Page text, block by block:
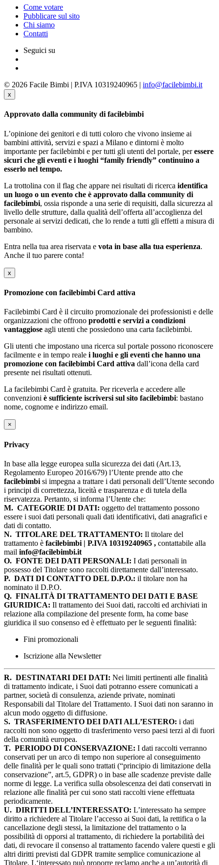
Come votare
Pubblicare sul sito
Chi siamo
Contatti
Seguici su
© 2026 Facile Bimbi | P.IVA 10319240965 | info@facilebimbi.it
x
Approvato dalla community di facilebimbi
L’opinione dei genitori e di tutti coloro che vivono insieme ai
bambini attività, servizi e spazi a Milano e dintorni è molto
importante per facilebimbi e per tutti gli utenti del portale, peressere
sicuri che gli eventi e i luoghi “family friendly” continuino a
esserlo nel tempo.
La trottolina con il flag che appare nei risultati di ricerca identifica
un luogo o un evento che è approvato dalla community di
facilebimbi, ossia risponde a una serie di requisiti, dalla sicurezza al
livello delle strutture, dalla qualità dell’offerta all’accoglienza del
personale ai servizi dedicati, che lo rende a tutti gli effetti a misura di
bambino.
Entra nella tua area riservata e vota in base alla tua esperienza.
Anche il tuo parere conta!
x
Promozione con facilebimbi Card attiva
Facilebimbi Card è il circuito promozionale dei professionisti e delle
organizzazioni che offrono prodotti e servizi a condizioni
vantaggiose agli utenti che possiedono una carta facilebimbi.
Gli utenti che impostano una ricerca sul portale possono riconoscere
facilmente e in tempo reale i luoghi e gli eventi che hanno una
promozione con facilebimbi Card attiva dall’icona della card
presente nei risultati ottenuti.
La facilebimbi Card è gratuita. Per riceverla e accedere alle
convenzioni è sufficiente iscriversi sul sito facilebimbi: bastano
nome, cognome e indirizzo email.
×
Privacy
In base alla legge europea sulla sicurezza dei dati (Art.13,
Regolamento Europeo 2016/679) l’Utente prende atto che
facilebimbi si impegna a trattare i dati personali dell’Utente secondo
i principi di correttezza, liceità e trasparenza e di tutela della
riservatezza. Pertanto, si informa l’Utente che:
M. CATEGORIE DI DATI: oggetto del trattamento possono
essere i suoi dati personali quali dati identificativi, dati anagrafici e
dati di contatto.
N. TITOLARE DEL TRATTAMENTO: Il titolare del
trattamento è facilebimbi | P.IVA 10319240965 , contattabile alla
mail info@facilebimbi.it
O. FONTE DEI DATI PERSONALI: I dati personali in
possesso del Titolare sono raccolti direttamente dall’interessato.
P. DATI DI CONTATTO DEL D.P.O.: il titolare non ha
nominato il D.P.O.
Q. FINALITÀ DI TRATTAMENTO DEI DATI E BASE
GIURIDICA: Il trattamento dei Suoi dati, raccolti ed archiviati in
relazione alla compilazione del presente form, ha come base
giuridica il suo consenso ed è effettuato per le seguenti finalità:
Fini promozionali
Iscrizione alla Newsletter
R. DESTINATARI DEI DATI: Nei limiti pertinenti alle finalità
di trattamento indicate, i Suoi dati potranno essere comunicati a
partner, società di consulenza, aziende private, nominati
Responsabili dal Titolare del Trattamento. I Suoi dati non saranno in
alcun modo oggetto di diffusione.
S. TRASFERIMENTO DEI DATI ALL’ESTERO: i dati
raccolti non sono oggetto di trasferimento verso paesi terzi al di fuori
della comunità europea.
T. PERIODO DI CONSERVAZIONE: I dati raccolti verranno
conservati per un arco di tempo non superiore al conseguimento
delle finalità per le quali sono trattati (“principio di limitazione della
conservazione”, art.5, GDPR) o in base alle scadenze previste dalle
norme di legge. La verifica sulla obsolescenza dei dati conservati in
relazione alle finalità per cui sono stati raccolti viene effettuata
periodicamente.
U. DIRITTI DELL’INTERESSATO: L’interessato ha sempre
diritto a richiedere al Titolare l’accesso ai Suoi dati, la rettifica o la
cancellazione degli stessi, la limitazione del trattamento o la
possibilità di opporsi al trattamento, di richiedere la portabilità dei
dati, di revocare il consenso al trattamento facendo valere questi e gli
altri diritti previsti dal GDPR tramite semplice comunicazione al
Titolare. L‘interessato può proporre reclamo anche a un’autorità di